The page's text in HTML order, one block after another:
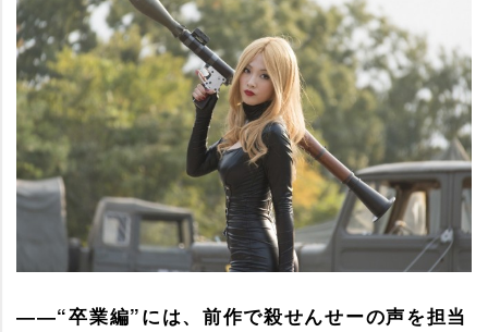
――“卒業編”には、前作で殺せんせーの声を担当